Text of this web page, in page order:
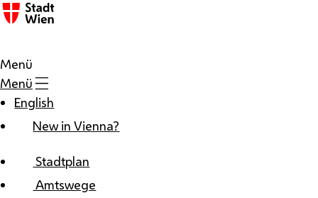
Zum Inhalt
Menü
Menü
English
New in Vienna?
Stadtplan
Amtswege